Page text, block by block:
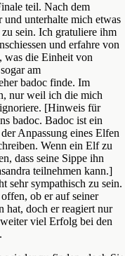
teil. Nach dem
und unterhalte mich etwas
sein. Ich gratuliere ihm
und erfahre von
was die Einheit von
am
badoc finde. Im
nur weil ich die mich
[Hinweis für
badoc. Badoc ist ein
Anpassung eines Elfen
Wenn ein Elf zu
dass seine Sippe ihn
teilnehmen kann.]
sehr sympathisch zu sein.
ob er auf seiner
hat, doch er reagiert nur
viel Erfolg bei den